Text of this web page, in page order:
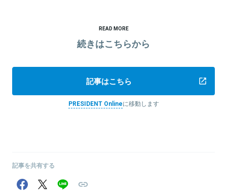
READ MORE
続きはこちらから
記事はこちら
PRESIDENT Onlineに移動します
記事を共有する